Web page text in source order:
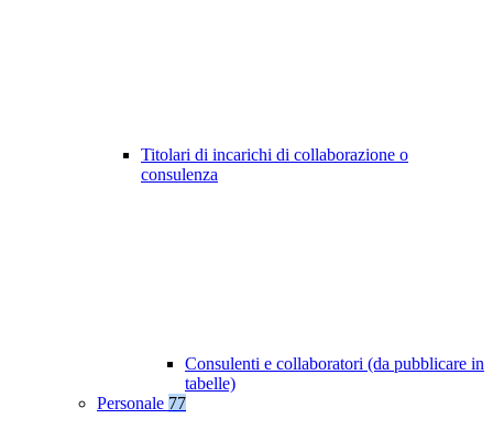
Titolari di incarichi di collaborazione o
consulenza
Consulenti e collaboratori (da pubblicare in
tabelle)
Personale 77